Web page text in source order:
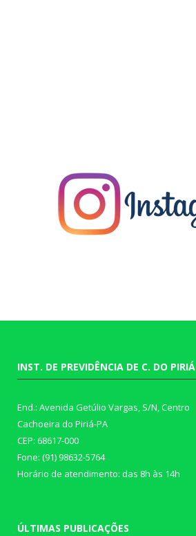
INST. DE PREVIDÊNCIA DE C. DO PIRIÁ
End.: Avenida Getúlio Vargas, S/N, Centro
Cachoeira do Piriá-PA
CEP: 68617-000
Fone: (91) 98632-5764
Horário de atendimento: das 8h às 14h
ÚLTIMAS PUBLICAÇÕES